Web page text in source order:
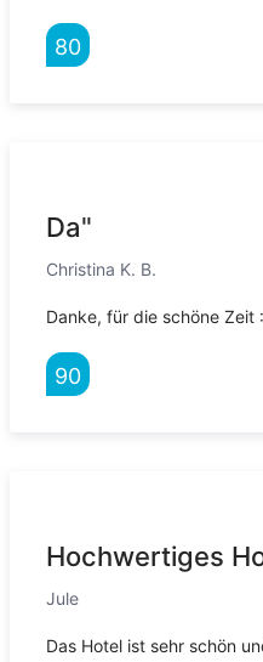
80
Da"
Christina K. B.
Danke, für die schöne Zeit
90
Hochwertiges
Jule
Das Hotel ist sehr schön